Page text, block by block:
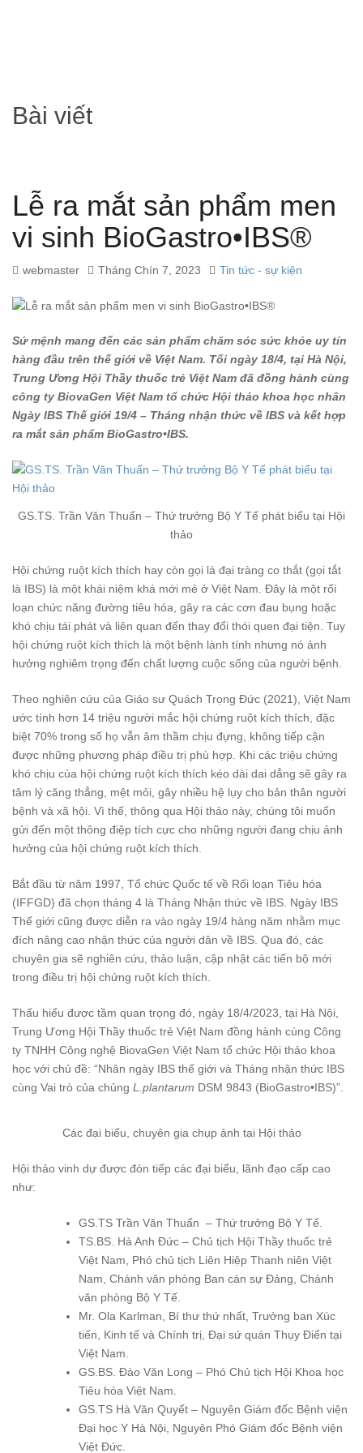
Bài viết
Lễ ra mắt sản phẩm men
vi sinh BioGastro•IBS®
webmaster Tháng Chín 7, 2023 Tin tức - sự kiện
Sứ mệnh mang đến các sản phẩm chăm sóc sức khỏe uy tín
hàng đầu trên thế giới về Việt Nam. Tối ngày 18/4, tại Hà Nội,
Trung Ương Hội Thầy thuốc trẻ Việt Nam đã đồng hành cùng
công ty BiovaGen Việt Nam tổ chức Hội thảo khoa học nhân
Ngày IBS Thế giới 19/4 – Tháng nhận thức về IBS và kết hợp
ra mắt sản phẩm BioGastro•IBS.
GS.TS. Trần Văn Thuấn – Thứ trưởng Bộ Y Tế phát biểu tại Hội
thảo
Hội chứng ruột kích thích hay còn gọi là đại tràng co thắt (gọi tắt
là IBS) là một khái niệm khá mới mẻ ở Việt Nam. Đây là một rối
loạn chức năng đường tiêu hóa, gây ra các cơn đau bụng hoặc
khó chịu tái phát và liên quan đến thay đổi thói quen đại tiện. Tuy
hội chứng ruột kích thích là một bệnh lành tính nhưng nó ảnh
hưởng nghiêm trọng đến chất lượng cuộc sống của người bệnh.
Theo nghiên cứu của Giáo sư Quách Trọng Đức (2021), Việt Nam
ước tính hơn 14 triệu người mắc hội chứng ruột kích thích, đặc
biệt 70% trong số họ vẫn âm thầm chịu đựng, không tiếp cận
được những phương pháp điều trị phù hợp. Khi các triệu chứng
khó chịu của hội chứng ruột kích thích kéo dài dai dẳng sẽ gây ra
tâm lý căng thẳng, mệt mỏi, gây nhiều hệ lụy cho bản thân người
bệnh và xã hội. Vì thế, thông qua Hội thảo này, chúng tôi muốn
gửi đến một thông điệp tích cực cho những người đang chịu ảnh
hưởng của hội chứng ruột kích thích.
Bắt đầu từ năm 1997, Tổ chức Quốc tế về Rối loạn Tiêu hóa
(IFFGD) đã chọn tháng 4 là Tháng Nhận thức về IBS. Ngày IBS
Thế giới cũng được diễn ra vào ngày 19/4 hàng năm nhằm mục
đích nâng cao nhận thức của người dân về IBS. Qua đó, các
chuyên gia sẽ nghiên cứu, thảo luận, cập nhật các tiến bộ mới
trong điều trị hội chứng ruột kích thích.
Thấu hiểu được tầm quan trọng đó, ngày 18/4/2023, tại Hà Nội,
Trung Ương Hội Thầy thuốc trẻ Việt Nam đồng hành cùng Công
ty TNHH Công nghệ BiovaGen Việt Nam tổ chức Hội thảo khoa
học với chủ đề: “Nhân ngày IBS thế giới và Tháng nhận thức IBS
cùng Vai trò của chủng L.plantarum DSM 9843 (BioGastro•IBS)”.
Các đại biểu, chuyên gia chụp ảnh tại Hội thảo
Hội thảo vinh dự được đón tiếp các đại biểu, lãnh đạo cấp cao
như:
GS.TS Trần Văn Thuấn – Thứ trưởng Bộ Y Tế.
TS.BS. Hà Anh Đức – Chủ tịch Hội Thầy thuốc trẻ
Việt Nam, Phó chủ tịch Liên Hiệp Thanh niên Việt
Nam, Chánh văn phòng Ban cán sự Đảng, Chánh
văn phòng Bộ Y Tế.
Mr. Ola Karlman, Bí thư thứ nhất, Trưởng ban Xúc
tiến, Kinh tế và Chính trị, Đại sứ quán Thụy Điển tại
Việt Nam.
GS.BS. Đào Văn Long – Phó Chủ tịch Hội Khoa học
Tiêu hóa Việt Nam.
GS.TS Hà Văn Quyết – Nguyên Giám đốc Bệnh viện
Đại học Y Hà Nội, Nguyên Phó Giám đốc Bệnh viện
Việt Đức.